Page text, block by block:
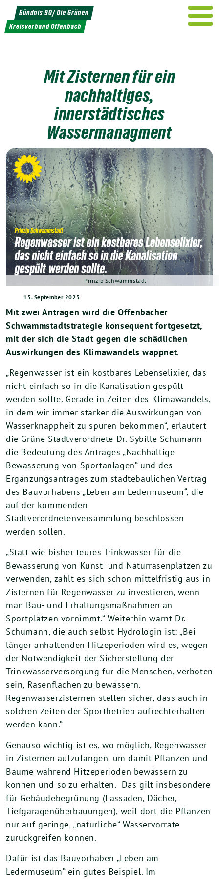
Weiter
zum
Inhalt
Bündnis 90/ Die Grünen
Kreisverband Offenbach
Mit Zisternen für ein
nachhaltiges,
innerstädtisches
Wassermanagment
Prinzip Schwammstadt
15. September 2023
Mit zwei Anträgen wird die Offenbacher
Schwammstadtstrategie konsequent fortgesetzt,
mit der sich die Stadt gegen die schädlichen
Auswirkungen des Klimawandels wappnet.
„Regenwasser ist ein kostbares Lebenselixier, das
nicht einfach so in die Kanalisation gespült
werden sollte. Gerade in Zeiten des Klimawandels,
in dem wir immer stärker die Auswirkungen von
Wasserknappheit zu spüren bekommen“, erläutert
die Grüne Stadtverordnete Dr. Sybille Schumann
die Bedeutung des Antrages „Nachhaltige
Bewässerung von Sportanlagen“ und des
Ergänzungsantrages zum städtebaulichen Vertrag
des Bauvorhabens „Leben am Ledermuseum“, die
auf der kommenden
Stadtverordnetenversammlung beschlossen
werden sollen.
„Statt wie bisher teures Trinkwasser für die
Bewässerung von Kunst- und Naturrasenplätzen zu
verwenden, zahlt es sich schon mittelfristig aus in
Zisternen für Regenwasser zu investieren, wenn
man Bau- und Erhaltungsmaßnahmen an
Sportplätzen vornimmt.“ Weiterhin warnt Dr.
Schumann, die auch selbst Hydrologin ist: „Bei
länger anhaltenden Hitzeperioden wird es, wegen
der Notwendigkeit der Sicherstellung der
Trinkwasserversorgung für die Menschen, verboten
sein, Rasenflächen zu bewässern.
Regenwasserzisternen stellen sicher, dass auch in
solchen Zeiten der Sportbetrieb aufrechterhalten
werden kann.“
Genauso wichtig ist es, wo möglich, Regenwasser
in Zisternen aufzufangen, um damit Pflanzen und
Bäume während Hitzeperioden bewässern zu
können und so zu erhalten. Das gilt insbesondere
für Gebäudebegrünung (Fassaden, Dächer,
Tiefgaragenüberbauungen), weil dort die Pflanzen
nur auf geringe, „natürliche“ Wasservorräte
zurückgreifen können.
Dafür ist das Bauvorhaben „Leben am
Ledermuseum“ ein gutes Beispiel. Im